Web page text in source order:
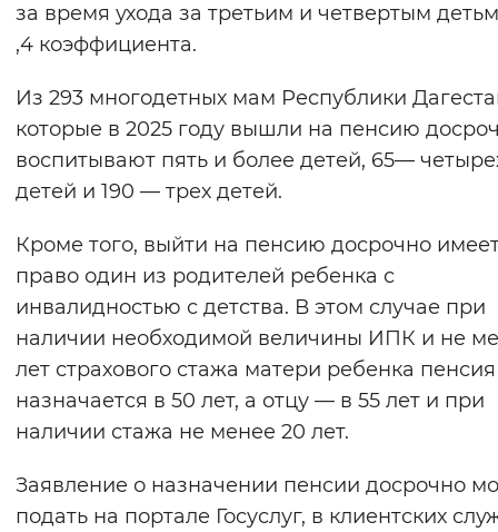
за время ухода за третьим и четвертым
,4 коэффициента.
Из 293 многодетных мам Республики
которые в 2025 году вышли на пенсию
воспитывают пять и более детей, 65—
детей и 190 — трех детей.
Кроме того, выйти на пенсию досрочно
право один из родителей ребенка с
инвалидностью с детства. В этом случае при
наличии необходимой величины ИПК и не
лет страхового стажа матери ребенка пенсия
назначается в 50 лет, а отцу — в 55 лет и при
наличии стажа не менее 20 лет.
Заявление о назначении пенсии досрочно
подать на портале Госуслуг, в клиентских